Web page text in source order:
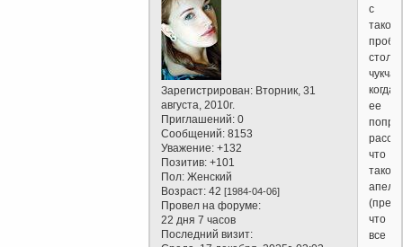
Зарегистрирован: Вторник, 31
августа, 2010г.
Приглашений: 0
Сообщений: 8153
Уважение: +132
Позитив: +101
Пол: Женский
Возраст: 42[1984-04-06]
Провел на форуме:
22 дня 7 часов
Последний визит:
с
такой
чукча,
когда
ее
что
такое
что
все